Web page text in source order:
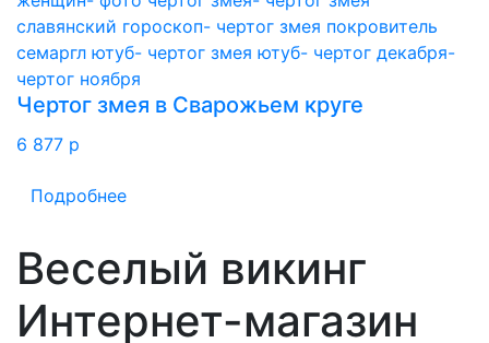
Чертог змея в Сварожьем круге
6 877 p
Подробнее
Веселый викинг
Интернет-магазин